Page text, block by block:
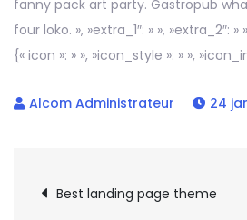
fanny pack art party. Gastropub
four loko. », »extra_1″: » », »extra_2″: »
{« icon »: » », »icon_style »: » »,
24
Best landing page theme